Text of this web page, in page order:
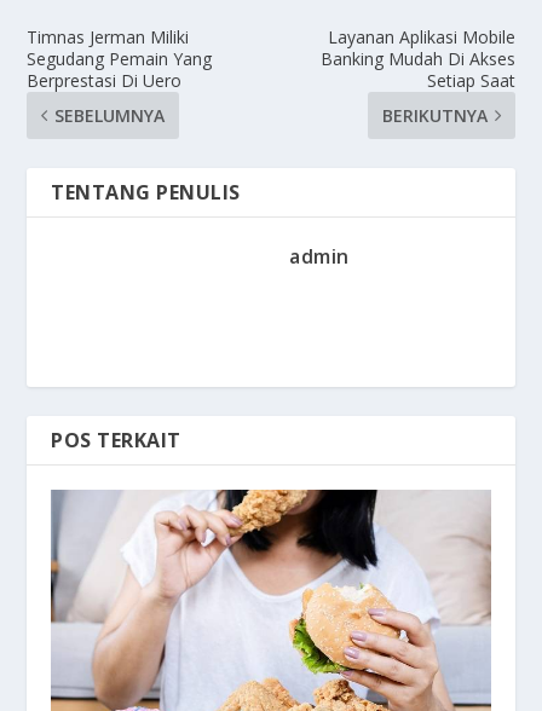
Timnas Jerman Miliki
Segudang Pemain Yang
Berprestasi Di Uero
SEBELUMNYA
Layanan Aplikasi Mobile
Banking Mudah Di Akses
Setiap Saat
BERIKUTNYA
TENTANG PENULIS
admin
POS TERKAIT